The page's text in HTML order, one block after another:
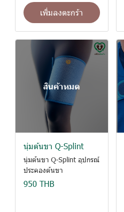
เพิ่มลงตะกร้า
สินค้าหมด
นุ่มต้นขา Q-Splint
นุ่มต้นขา Q-Splint อุปกรณ์
ประคองต้นขา
950 THB